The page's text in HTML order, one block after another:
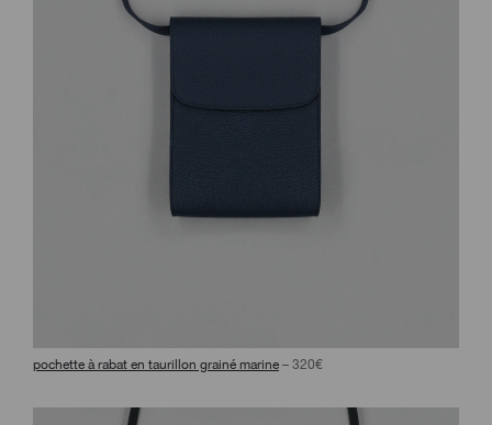
pochette à rabat en taurillon grainé marine – 320€